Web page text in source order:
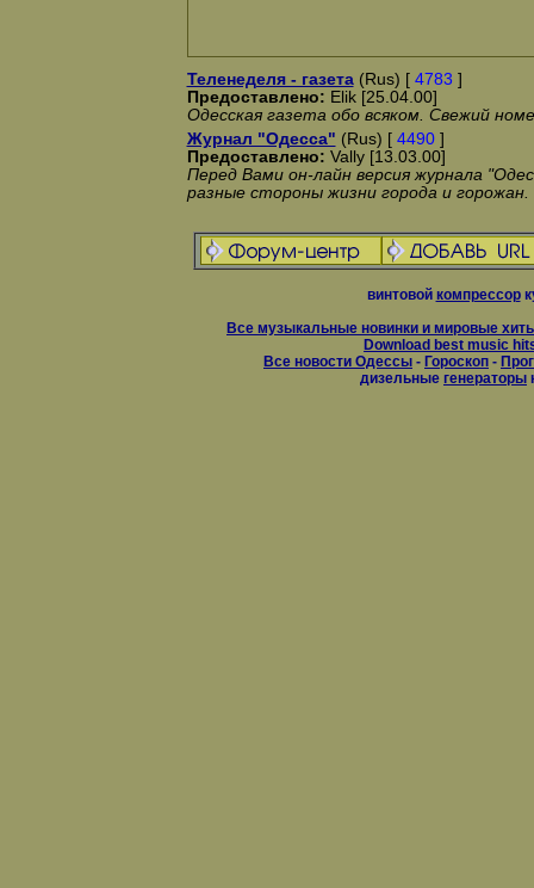
Теленеделя - газета(Rus) [ 4783 ]
Предоставлено: Elik [25.04.00]
Одесская газета обо всяком. Свежий
Журнал "Одесса" (Rus) [ 4490]
Предоставлено: Vally [13.03.00]
Перед Вами он-лайн версия журнала
разные стороны жизни города и горожан.
винтовой компрессор
Все музыкальные новинки и мировые
Download best music
Все новости Одессы - Гороскоп -
дизельные генераторы